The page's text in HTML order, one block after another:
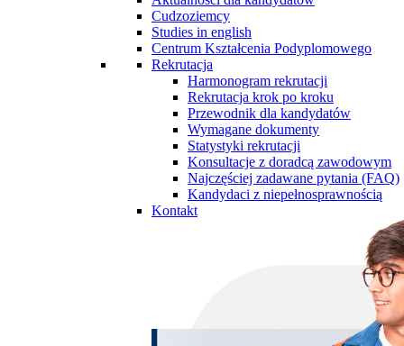
Cudzoziemcy
Studies in english
Centrum Kształcenia Podyplomowego
Rekrutacja
Harmonogram rekrutacji
Rekrutacja krok po kroku
Przewodnik dla kandydatów
Wymagane dokumenty
Statystyki rekrutacji
Konsultacje z doradcą zawodowym
Najczęściej zadawane pytania (FAQ)
Kandydaci z niepełnosprawnością
Kontakt